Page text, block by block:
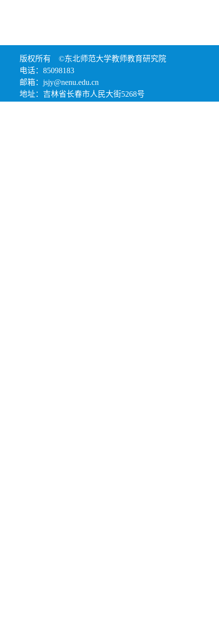
版权所有 ©东北师范大学教师教育研究院
电话：85098183
邮箱：jsjy@nenu.edu.cn
地址：吉林省长春市人民大街5268号